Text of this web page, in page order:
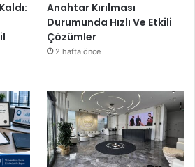
Anahtar Kırılması
Durumunda Hızlı Ve Etkili
Çözümler
2 hafta önce